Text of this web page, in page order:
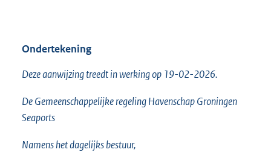
Ondertekening
Deze aanwijzing treedt in werking op 19-02-2026.
De Gemeenschappelijke regeling Havenschap Groningen
Seaports
Namens het dagelijks bestuur,